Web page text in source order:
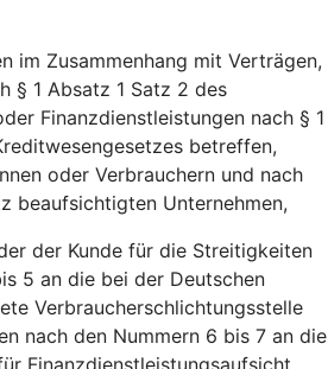
im Zusammenhang mit Verträgen,
§ 1 Absatz 1 Satz 2 des
Finanzdienstleistungen nach § 1
betreffen,
oder Verbrauchern und nach
beaufsichtigten Unternehmen,
der Kunde für die Streitigkeiten
5 an die bei der Deutschen
Verbraucherschlichtungsstelle
nach den Nummern 6 bis 7 an die
Finanzdienstleistungsaufsicht